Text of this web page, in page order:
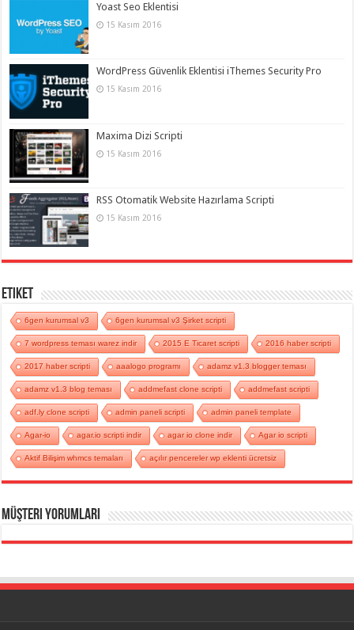
Yoast Seo Eklentisi
15 Kasım 2016
WordPress Güvenlik Eklentisi iThemes Security Pro
15 Kasım 2016
Maxima Dizi Scripti
15 Kasım 2016
RSS Otomatik Website Hazırlama Scripti
15 Kasım 2016
Etiket
6gen kurumsal v3 6gen kurumsal v3 Şirket scripti
7 wordpress teması warez indir 2015 E Ticaret scripti 2016 haber scripti
2017 haber scripti aaalogo programı adamz v1.3 blogger teması
adamz v1.3 blog teması addmefast clone scripti addmefast scripti
adf.ly clone scripti admin paneli scripti admin paneli template
Agar-io agar.io scripti indir agar io clone indir Agar io scripti
Aktif Bilişim whmcs temaları açılır pencereler wp eklenti ücretsiz
Müşteri Yorumları